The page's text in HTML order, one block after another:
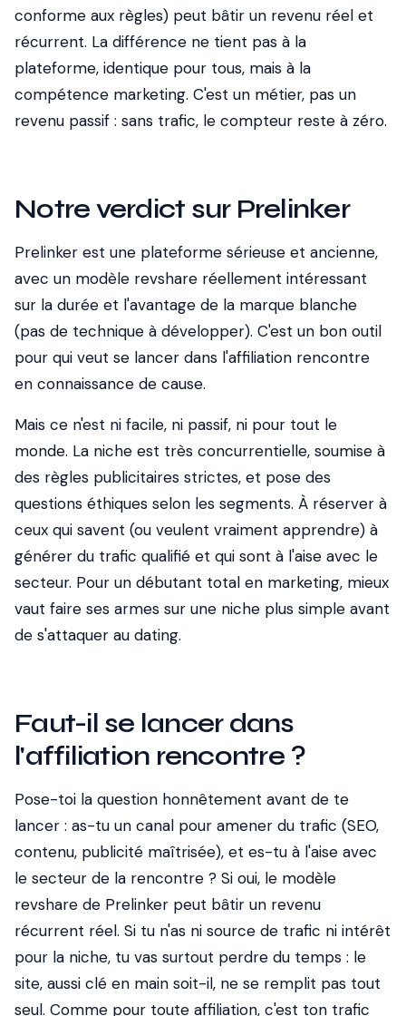
conforme aux règles) peut bâtir un revenu réel et
récurrent. La différence ne tient pas à la
plateforme, identique pour tous, mais à la
compétence marketing. C'est un métier, pas un
revenu passif : sans trafic, le compteur reste à zéro.
Notre verdict sur Prelinker
Prelinker est une plateforme sérieuse et ancienne,
avec un modèle revshare réellement intéressant
sur la durée et l'avantage de la marque blanche
(pas de technique à développer). C'est un bon outil
pour qui veut se lancer dans l'affiliation rencontre
en connaissance de cause.
Mais ce n'est ni facile, ni passif, ni pour tout le
monde. La niche est très concurrentielle, soumise à
des règles publicitaires strictes, et pose des
questions éthiques selon les segments. À réserver à
ceux qui savent (ou veulent vraiment apprendre) à
générer du trafic qualifié et qui sont à l'aise avec le
secteur. Pour un débutant total en marketing, mieux
vaut faire ses armes sur une niche plus simple avant
de s'attaquer au dating.
Faut-il se lancer dans
l'affiliation rencontre ?
Pose-toi la question honnêtement avant de te
lancer : as-tu un canal pour amener du trafic (SEO,
contenu, publicité maîtrisée), et es-tu à l'aise avec
le secteur de la rencontre ? Si oui, le modèle
revshare de Prelinker peut bâtir un revenu
récurrent réel. Si tu n'as ni source de trafic ni intérêt
pour la niche, tu vas surtout perdre du temps : le
site, aussi clé en main soit-il, ne se remplit pas tout
seul. Comme pour toute affiliation, c'est ton trafic